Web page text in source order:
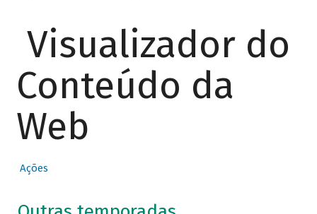
Visualizador do
Conteúdo da
Web
Ações